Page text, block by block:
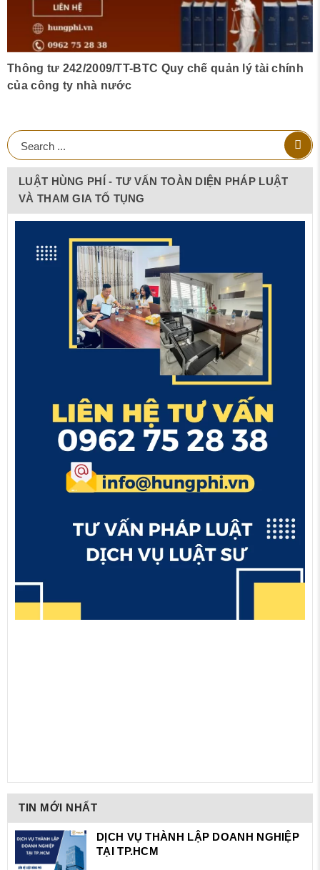
Thông tư 242/2009/TT-BTC Quy chế quản lý tài chính
của công ty nhà nước
LUẬT HÙNG PHÍ - TƯ VẤN TOÀN DIỆN PHÁP LUẬT
VÀ THAM GIA TỐ TỤNG
TIN MỚI NHẤT
DỊCH VỤ THÀNH LẬP DOANH NGHIỆP
TẠI TP.HCM